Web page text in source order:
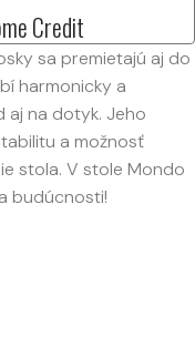
Credit
sa premietajú aj do
harmonicky a
aj na dotyk. Jeho
a možnosť
stola. V stole Mondo
budúcnosti!